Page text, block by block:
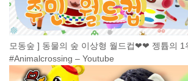
모동숲 ] 동물의 숲 이상형 월드컵❤❤ 젱튭의 1
#Animalcrossing – Youtube